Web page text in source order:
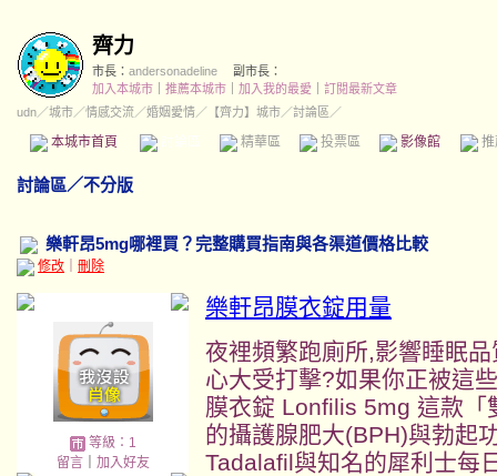
齊力
市長： andersonadeline
副市長：
加入本城市
推薦本城市 加入我的最愛
訂閱最新文章
udn／城市／情感交流／婚姻愛情／ 【齊力】城市／討論區／
本城市首頁 精華區 投票區 影像館
討論區／不分版
樂軒昂5mg哪裡買？完整購買指南與各渠道價格比較
修改 刪除
等級：1
留言｜ 加入好友
樂軒昂膜衣錠用量
夜裡頻繁跑廁所,影響睡眠
心大受打擊?如果你正被這
膜衣錠 Lonfilis 5mg 這款「
的攝護腺肥大(BPH)與勃起
Tadalafil與知名的犀利士每